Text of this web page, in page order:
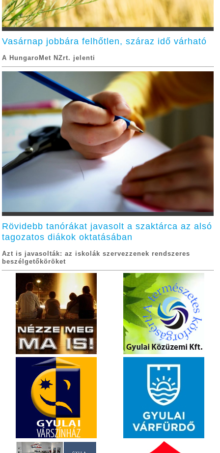
Vasárnap jobbára felhőtlen, száraz idő várható
A HungaroMet NZrt. jelenti
Rövidebb tanórákat javasolt a szaktárca az alsó
tagozatos diákok oktatásában
Azt is javasolták: az iskolák szervezzenek rendszeres
beszélgetőköröket